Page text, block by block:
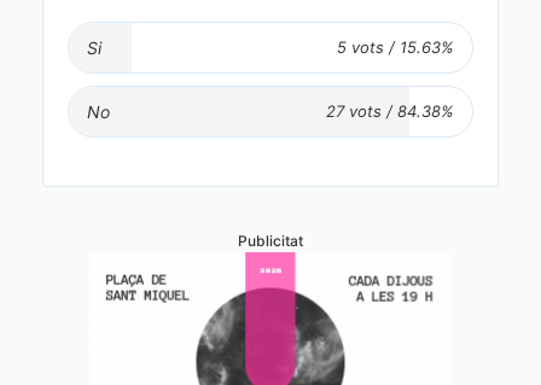
Si
No
Publicitat